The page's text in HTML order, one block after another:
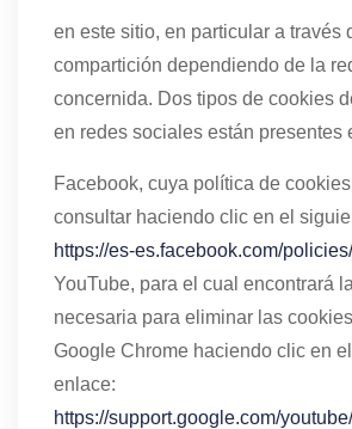
en este sitio, en particular a través
compartición dependiendo de la
concernida. Dos tipos de cookies
en redes sociales están presentes
Facebook, cuya política de
consultar haciendo clic en el
https://es-es.facebook.com/
YouTube, para el cual encontrará
necesaria para eliminar las
Google Chrome haciendo clic en
enlace:
https://support.google.com/